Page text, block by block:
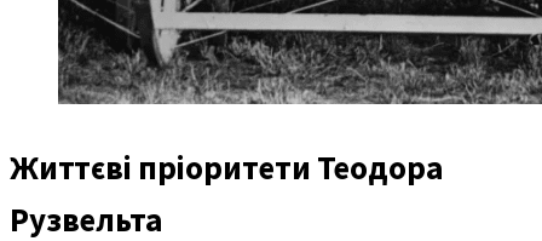
Життєві пріоритети Теодора
Рузвельта